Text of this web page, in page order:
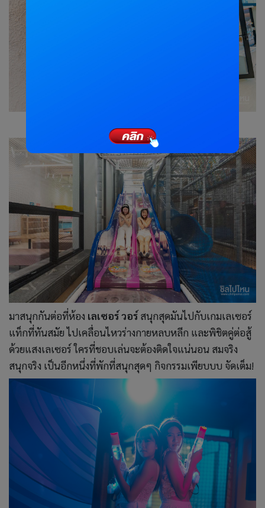
สไลเดอร์มันส์ๆ ชวนเพื่อนมาเล่นกันค่าาาาา
มาสนุกกันต่อที่ห้อง เลเซอร์ วอร์ สนุกสุดมันไปกับเกมเลเซอร์
แท็กที่ทันสมัย ไปเคลื่อนไหวร่างกายหลบหลีก และพิชิตคู่ต่อสู้
ด้วยแสงเลเซอร์ ใครที่ชอบเล่นจะต้องติดใจแน่นอน สมจริง
สนุกจริง เป็นอีกหนึ่งที่พักที่สนุกสุดๆ กิจกรรมเพียบบบ จัดเต็ม!